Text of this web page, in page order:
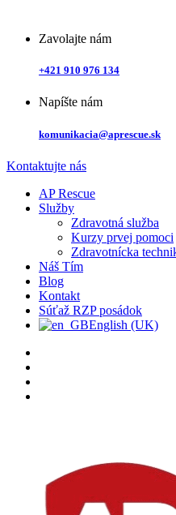
Zavolajte nám
+421 910 976 134
Napíšte nám
komunikacia@aprescue.sk
Kontaktujte nás
AP Rescue
Služby
Zdravotná služba
Kurzy prvej pomoci
Zdravotnícka
Náš Tím
Blog
Kontakt
Súťaž RZP posádok
English (UK)